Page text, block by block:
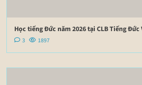
Học tiếng Đức năm 2026 tại CLB Tiếng
3 1897